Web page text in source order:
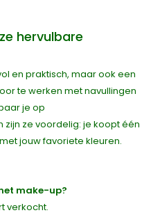
hervulbare
en praktisch, maar ook een
te werken met navullingen
je op
ze voordelig: je koopt één
jouw favoriete kleuren.
make-up?
verkocht.